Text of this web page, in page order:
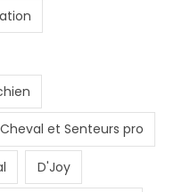
Cheval et Senteurs pro
D'Joy